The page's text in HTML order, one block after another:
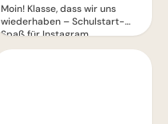
Moin! Klasse, dass wir uns
wiederhaben – Schulstart-
Spaß für Instagram